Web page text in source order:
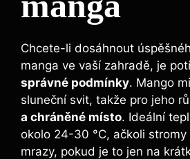
Chcete-li dosáhnout
manga ve vaší zahradě, je
správné podmínky. Mango
sluneční svit, takže pro jeho
a chráněné místo. Ideální
okolo 24-30 °C, ačkoli stromy
mrazy, pokud je to jen na